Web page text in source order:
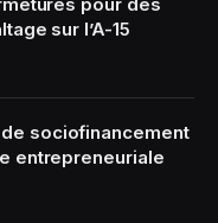
sur l’A-15
sociofinancement
entrepreneuriale